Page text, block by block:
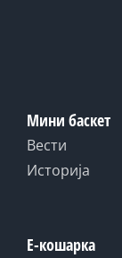
Мини баскет
Вести
Историја
Е-кошарка